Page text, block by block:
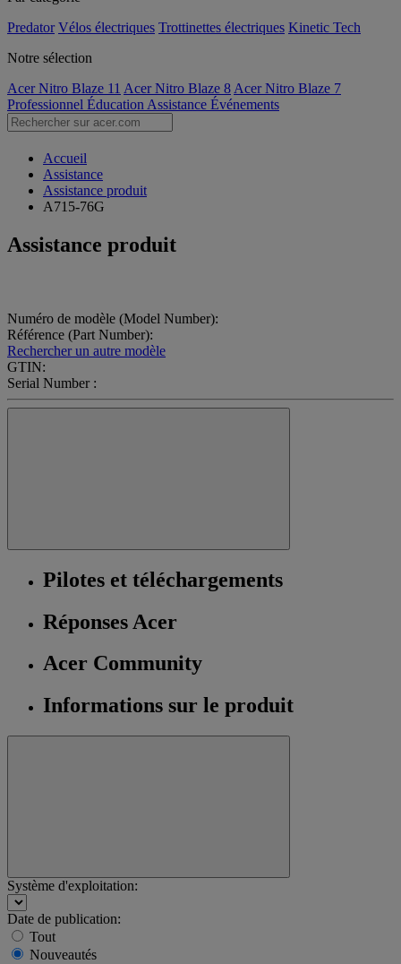
Predator Vélos électriques Trottinettes électriques Kinetic Tech
Notre sélection
Acer Nitro Blaze 11 Acer Nitro Blaze 8 Acer Nitro Blaze 7
Professionnel Éducation Assistance Événements
Accueil
Assistance
Assistance produit
A715-76G
Assistance produit
Numéro de modèle (Model Number):
Référence (Part Number):
Rechercher un autre modèle
GTIN:
Serial Number :
Pilotes et téléchargements
Réponses Acer
Acer Community
Informations sur le produit
Système d'exploitation:
Date de publication:
Tout
Nouveautés